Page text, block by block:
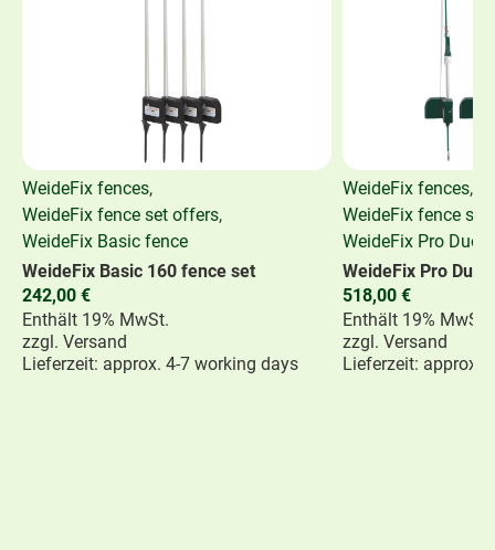
WeideFix fences,
WeideFix fence set offers,
WeideFix Basic fence
WeideFix Basic 160 fence set
242,00 €
Enthält 19% MwSt.
zzgl. Versand
Lieferzeit: approx. 4-7 working days
WeideFix fences,
WeideFix fence
WeideFix Pro Duo
WeideFix Pro Duo
518,00 €
Enthält 19% MwSt.
zzgl. Versand
Lieferzeit: approx.